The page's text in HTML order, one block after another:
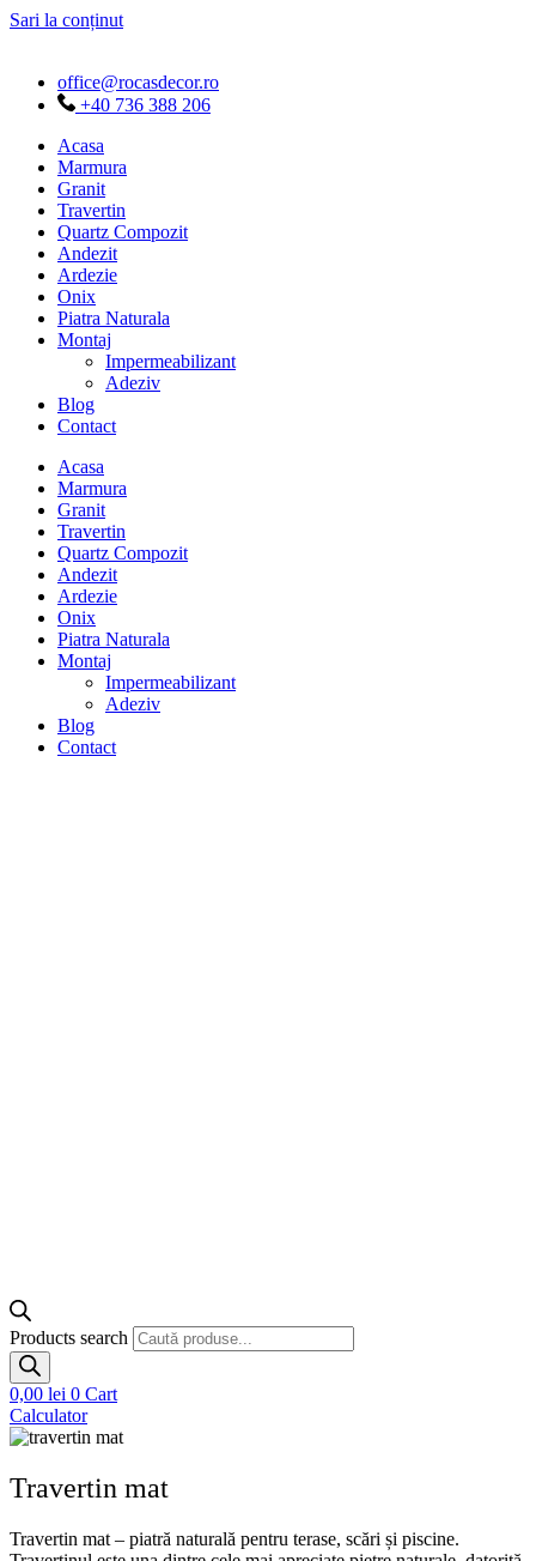
Sari la conținut
office@rocasdecor.ro
+40 736 388 206
Acasa
Marmura
Granit
Travertin
Quartz Compozit
Andezit
Ardezie
Onix
Piatra Naturala
Montaj
Impermeabilizant
Adeziv
Blog
Contact
Acasa
Marmura
Granit
Travertin
Quartz Compozit
Andezit
Ardezie
Onix
Piatra Naturala
Montaj
Impermeabilizant
Adeziv
Blog
Contact
Products search
0,00 lei 0 Cart
Calculator
Travertin mat
Travertin mat – piatră naturală pentru terase, scări și piscine.